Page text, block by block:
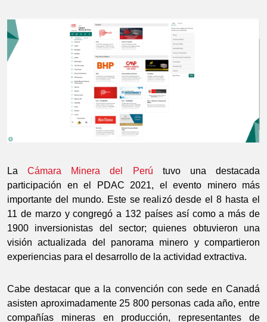
LaCámara Minera del Perú tuvo una destacada
participación en el PDAC 2021, el evento minero más
importante del mundo. Este se realizó desde el 8 hasta el
11 de marzo y congregó a 132 países así como a más de
1900 inversionistas del sector; quienes obtuvieron una
visión actualizada del panorama minero y compartieron
experiencias para el desarrollo de la actividad extractiva.
Cabe destacar que a la convención con sede en Canadá
asisten aproximadamente 25 800 personas cada año, entre
compañías mineras en producción, representantes de